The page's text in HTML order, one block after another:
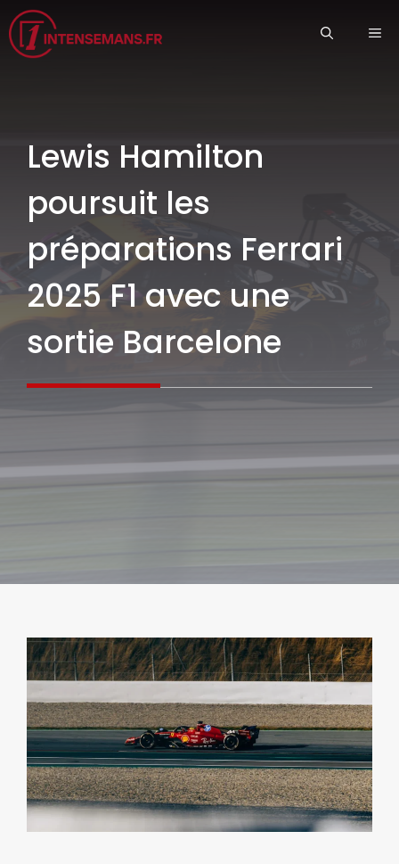
Aller
au
contenu
Lewis Hamilton
poursuit les
préparations Ferrari
2025 F1 avec une
sortie Barcelone